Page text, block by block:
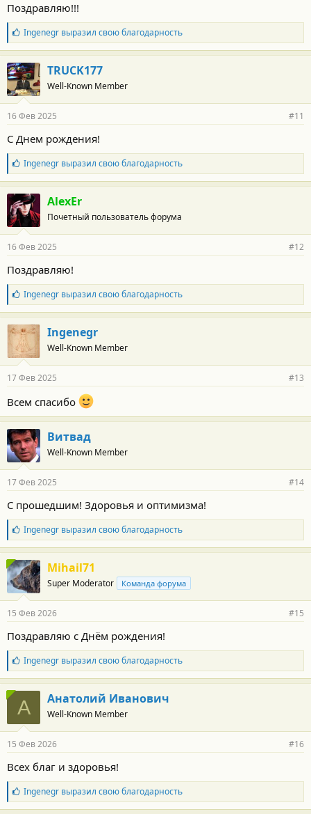
с
т
и
:
Поздравляю!!!
Б
л
а
г
о
д
а
н
с
т
и
:
Ingenegrвыразил свою благодарность
TRUCK177
Well-Known Member
16 Фев 2025 #11
С Днем рождения!
Б
л
а
г
о
д
а
н
с
т
и
:
Ingenegrвыразил свою благодарность
AlexEr
Почетный пользователь форума
16 Фев 2025 #12
Поздравляю!
Б
л
а
г
о
д
а
н
с
т
и
:
Ingenegrвыразил свою благодарность
Ingenegr
Well-Known Member
17 Фев 2025 #13
Всем спасибо
Витвад
Well-Known Member
17 Фев 2025 #14
С прошедшим! Здоровья и оптимизма!
Б
л
а
г
о
д
а
н
с
т
и
:
Ingenegrвыразил свою благодарность
Mihail71
Super Moderator Команда форума
15 Фев 2026 #15
Поздравляю с Днём рождения!
Б
л
а
г
о
а
н
с
т
и
:
Ingenegrвыразил свою благодарность
А Анатолий Иванович
Well-Known Member
15 Фев 2026 #16
Всех благ и здоровья!
Б
л
Ingenegrвыразил свою благодарность